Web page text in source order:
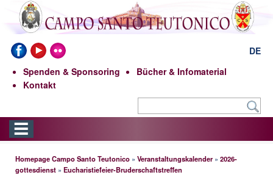
DE
Spenden & Sponsoring
Bücher & Infomaterial
Kontakt
Homepage Campo Santo Teutonico » Veranstaltungskalender» 2026-
gottesdienst » Eucharistiefeier-Bruderschaftstreffen